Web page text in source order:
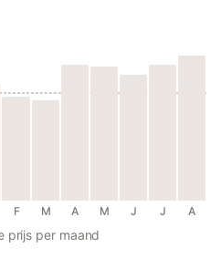
F M A M J J A
prijs per maand